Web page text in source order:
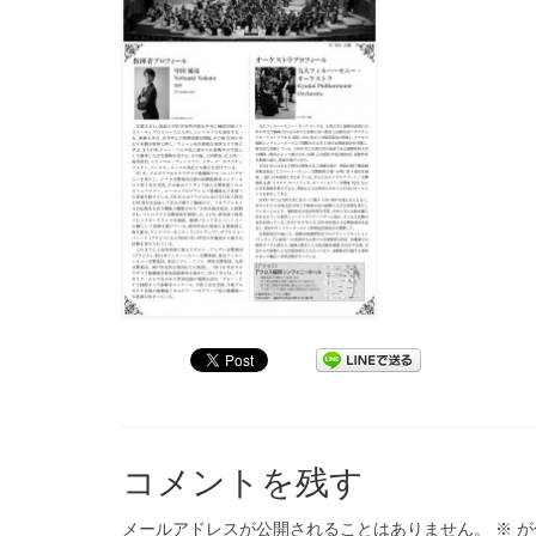
コメントを残す
メールアドレスが公開されることはありません。 ※